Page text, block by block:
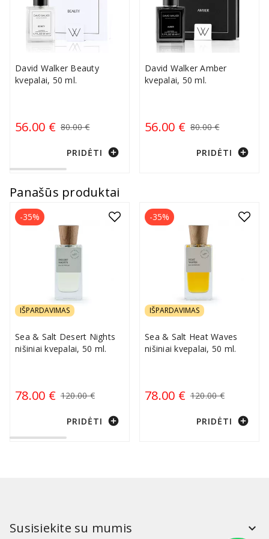
David Walker Beauty
kvepalai, 50 ml.
56.00 € 80.00 €
PRIDĖTI add_circle
David Walker Amber
kvepalai, 50 ml.
56.00 € 80.00 €
PRIDĖTI add_circle
Panašūs produktai
IŠPARDAVIMAS
Sea & Salt Desert Nights
nišiniai kvepalai, 50 ml.
78.00 € 120.00 €
-35%
PRIDĖTI add_circle
IŠPARDAVIMAS
Sea & Salt Heat Waves
nišiniai kvepalai, 50 ml.
78.00 € 120.00 €
-35%
PRIDĖTI add_circle
Susisiekite su mumis